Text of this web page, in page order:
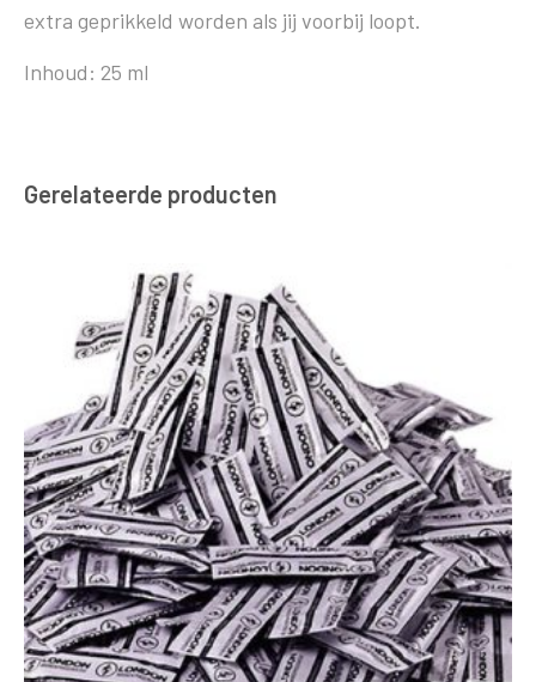
extra geprikkeld worden als jij voorbij loopt.
Inhoud: 25 ml
Gerelateerde producten